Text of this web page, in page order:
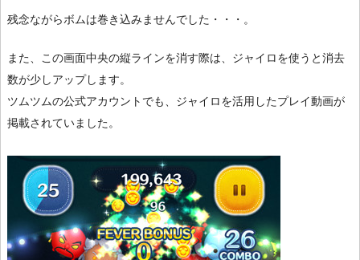
残念ながらボムは巻き込みませんでした・・・。
また、この画面中央の縦ラインを消す際は、ジャイロを使うと消去
数が少しアップします。
ツムツムの公式アカウントでも、ジャイロを活用したプレイ動画が
掲載されていました。